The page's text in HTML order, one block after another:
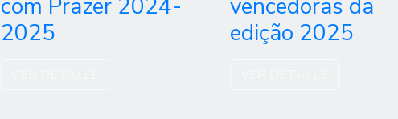
com Prazer 2024-
2025
vencedoras da
edição 2025